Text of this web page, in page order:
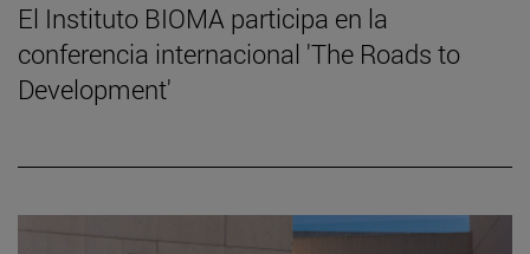
El Instituto BIOMA participa en la
conferencia internacional 'The Roads to
Development'